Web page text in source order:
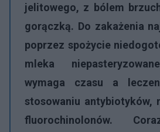
jelitowego, z bólem
gorączką. Do zakażenia
poprzez spożycie
mleka
wymaga czasu a
stosowaniu antybiotyków,
fluorochinolonów.